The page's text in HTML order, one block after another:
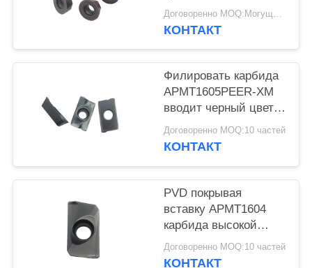
сопротивление
трещиноватости
Договоренно MOQ:Могущий быть предметом переговоров
КОНТАКТ
Филировать карбида
APMT1605PEER-XM
вводит черный цвет с
покрытием PVD
Договоренно MOQ:10 частей
КОНТАКТ
PVD покрывая
вставку APMT1604
карбида высокой
точности филируя
Договоренно MOQ:10 частей
КОНТАКТ